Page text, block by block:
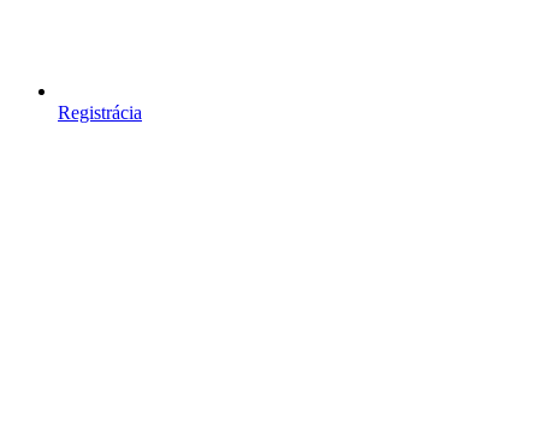
Registrácia